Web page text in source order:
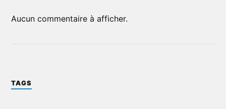
Aucun commentaire à afficher.
TAGS